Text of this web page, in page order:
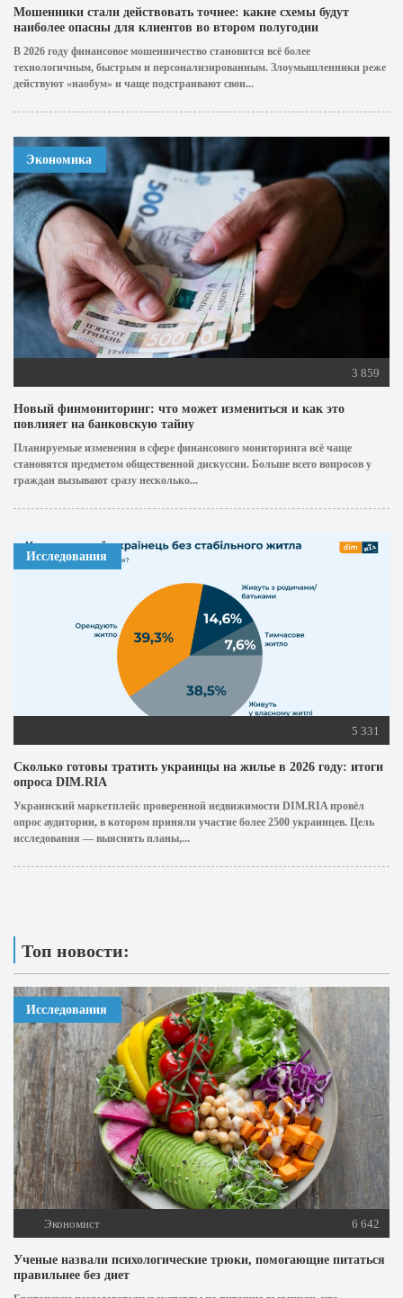
Мошенники стали действовать точнее: какие схемы будут
наиболее опасны для клиентов во втором полугодии
В 2026 году финансовое мошенничество становится всё более
технологичным, быстрым и персонализированным. Злоумышленники реже
действуют «наобум» и чаще подстраивают свои...
Экономика
3 859
Новый финмониторинг: что может измениться и как это
повлияет на банковскую тайну
Планируемые изменения в сфере финансового мониторинга всё чаще
становятся предметом общественной дискуссии. Больше всего вопросов у
граждан вызывают сразу несколько...
Исследования
5 331
Сколько готовы тратить украинцы на жилье в 2026 году: итоги
опроса DIM.RIA
Украинский маркетплейс проверенной недвижимости DIM.RIA провёл
опрос аудитории, в котором приняли участие более 2500 украинцев. Цель
исследования — выяснить планы,...
Топ новости:
Исследования
Экономист 6 642
Ученые назвали психологические трюки, помогающие питаться
правильнее без диет